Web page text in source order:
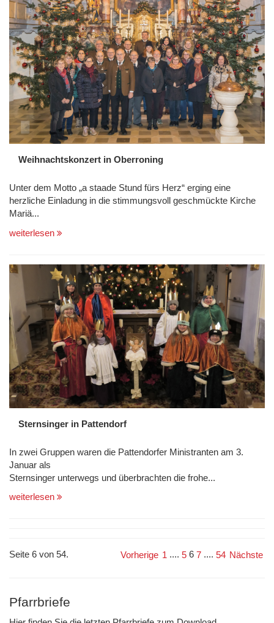
Weihnachtskonzert in Oberroning
Unter dem Motto „a staade Stund fürs Herz“ erging eine
herzliche Einladung in die stimmungsvoll geschmückte Kirche
Mariä...
weiterlesen
Sternsinger in Pattendorf
In zwei Gruppen waren die Pattendorfer Ministranten am 3.
Januar als
Sternsinger unterwegs und überbrachten die frohe...
weiterlesen
Seite 6 von 54. Vorherige 1 .... 5 6 7 .... 54 Nächste
Pfarrbriefe